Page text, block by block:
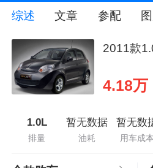
综述 文章 参配
2011款
4.18万
1.0L
排量
暂无数据
油耗
暂无数
用车成本